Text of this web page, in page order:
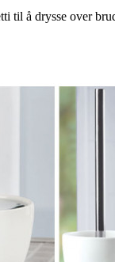
til å drysse over